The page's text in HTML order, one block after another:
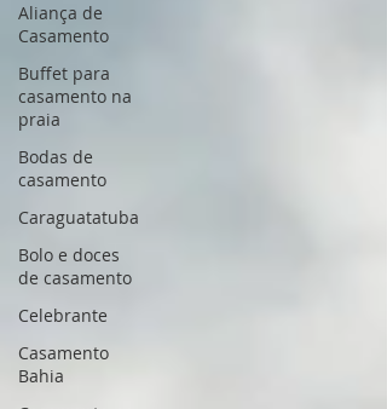
Aliança de
Casamento
Buffet para
casamento na
praia
Bodas de
casamento
Caraguatatuba
Bolo e doces
de casamento
Celebrante
Casamento
Bahia